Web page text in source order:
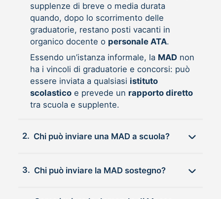
supplenze di breve o media durata
quando, dopo lo scorrimento delle
graduatorie, restano posti vacanti in
organico docente o personale ATA.
Essendo un’istanza informale, la MADnon
ha i vincoli di graduatorie e concorsi: può
essere inviata a qualsiasi istituto
scolasticoe prevede un rapporto diretto
tra scuola e supplente.
2. Chi può inviare una MAD a scuola?
3. Chi può inviare la MAD sostegno?